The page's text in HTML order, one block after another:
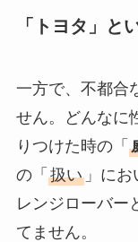
「トヨタ」と
一方で、不都合
せん。どんなに
りつけた時の「
の「 扱い」にお
レンジローバー
てません。